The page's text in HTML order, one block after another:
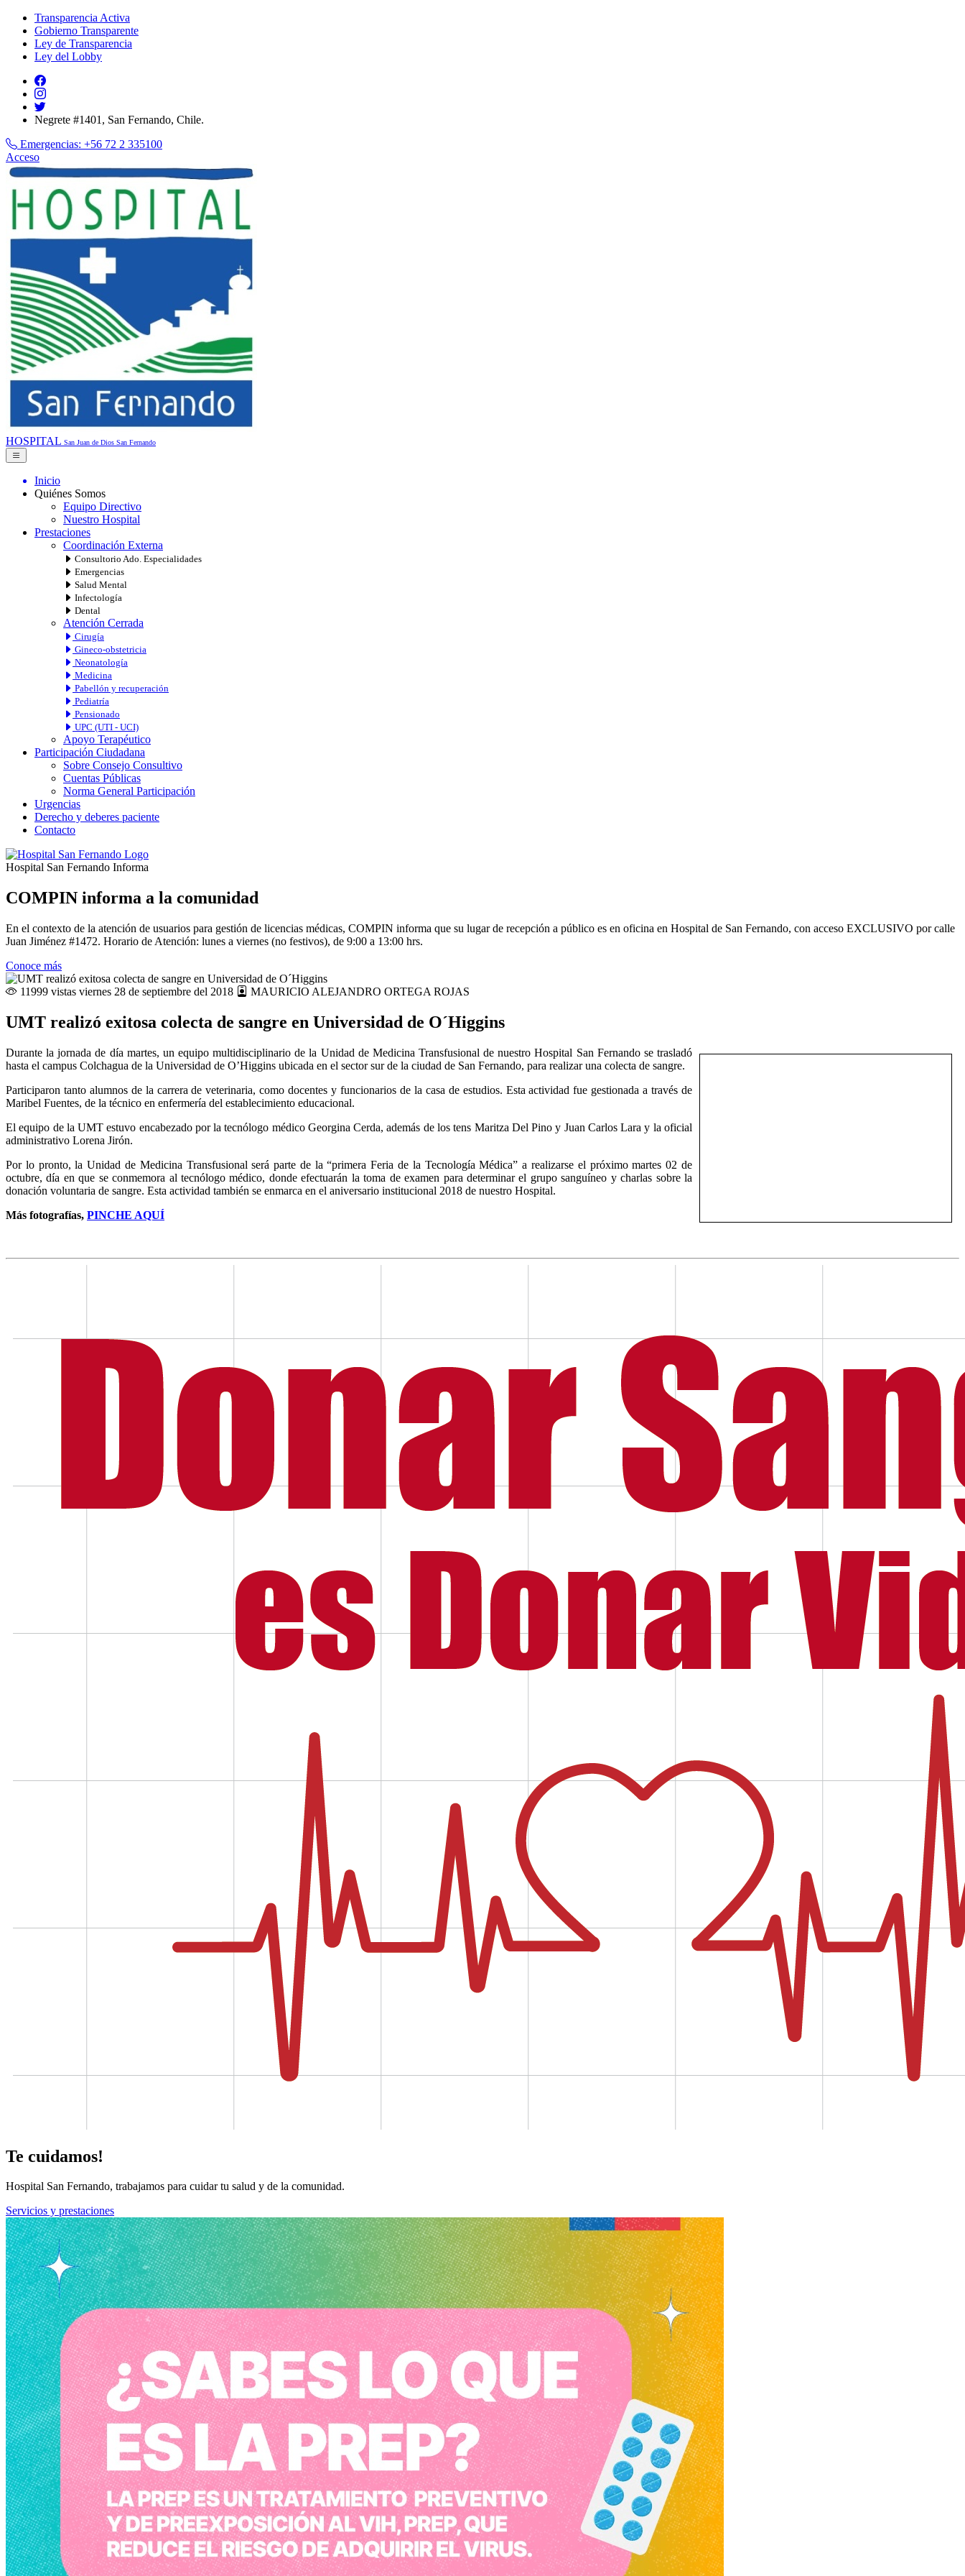
Transparencia Activa
Gobierno Transparente
Ley de Transparencia
Ley del Lobby
Negrete #1401, San Fernando, Chile.
Emergencias: +56 72 2 335100
Acceso
HOSPITAL San Juan de Dios San Fernando
Inicio
Quiénes Somos
Equipo Directivo
Nuestro Hospital
Prestaciones
Coordinación Externa
Consultorio Ado. Especialidades
Emergencias
Salud Mental
Infectología
Dental
Atención Cerrada
Cirugía
Gineco-obstetricia
Neonatología
Medicina
Pabellón y recuperación
Pediatría
Pensionado
UPC (UTI - UCI)
Apoyo Terapéutico
Participación Ciudadana
Sobre Consejo Consultivo
Cuentas Públicas
Norma General Participación
Urgencias
Derecho y deberes paciente
Contacto
Hospital San Fernando Informa
COMPIN informa a la comunidad
En el contexto de la atención de usuarios para gestión de licencias médicas, COMPIN informa que su lugar de recepción a público es en oficina en Hospital de San Fernando, con acceso EXCLUSIVO por calle
Juan Jiménez #1472. Horario de Atención: lunes a viernes (no festivos), de 9:00 a 13:00 hrs.
Conoce más
11999 vistas viernes 28 de septiembre del 2018 MAURICIO ALEJANDRO ORTEGA ROJAS
UMT realizó exitosa colecta de sangre en Universidad de O´Higgins
Durante la jornada de día martes, un equipo multidisciplinario de la Unidad de Medicina Transfusional de nuestro Hospital San Fernando se trasladó
hasta el campus Colchagua de la Universidad de O’Higgins ubicada en el sector sur de la ciudad de San Fernando, para realizar una colecta de sangre.
Participaron tanto alumnos de la carrera de veterinaria, como docentes y funcionarios de la casa de estudios. Esta actividad fue gestionada a través de
Maribel Fuentes, de la técnico en enfermería del establecimiento educacional.
El equipo de la UMT estuvo encabezado por la tecnólogo médico Georgina Cerda, además de los tens Maritza Del Pino y Juan Carlos Lara y la oficial
administrativo Lorena Jirón.
Por lo pronto, la Unidad de Medicina Transfusional será parte de la “primera Feria de la Tecnología Médica” a realizarse el próximo martes 02 de
octubre, día en que se conmemora al tecnólogo médico, donde efectuarán la toma de examen para determinar el grupo sanguíneo y charlas sobre la
donación voluntaria de sangre. Esta actividad también se enmarca en el aniversario institucional 2018 de nuestro Hospital.
Más fotografías, PINCHE AQUÍ
Te cuidamos!
Hospital San Fernando, trabajamos para cuidar tu salud y de la comunidad.
Servicios y prestaciones